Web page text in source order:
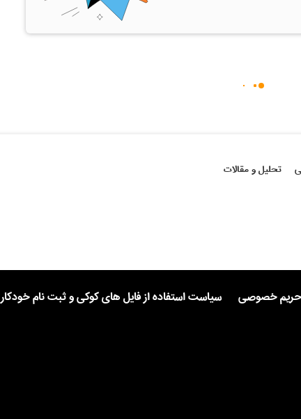
تحلیل و مقالات
خصوصی سیاست استفاده از فایل های کوکی و ثبت نام خودکار